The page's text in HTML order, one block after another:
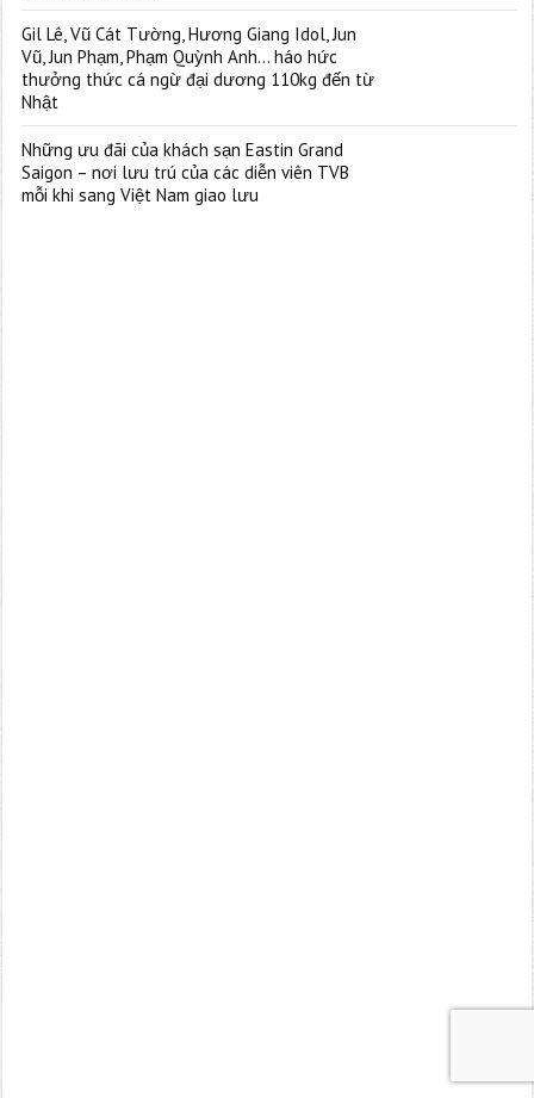
Gil Lê, Vũ Cát Tường, Hương Giang Idol, Jun
Vũ, Jun Phạm, Phạm Quỳnh Anh… háo hức
thưởng thức cá ngừ đại dương 110kg đến từ
Nhật
Những ưu đãi của khách sạn Eastin Grand
Saigon – nơi lưu trú của các diễn viên TVB
mỗi khi sang Việt Nam giao lưu